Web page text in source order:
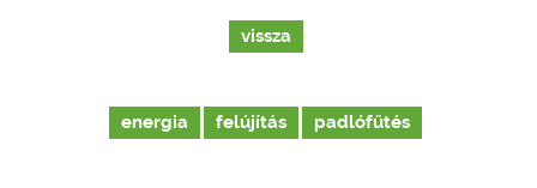
vissza
energia felújítás padlófűtés